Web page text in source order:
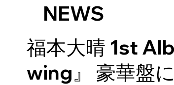
NEWS
福本大晴 1st
wing』 豪華盤